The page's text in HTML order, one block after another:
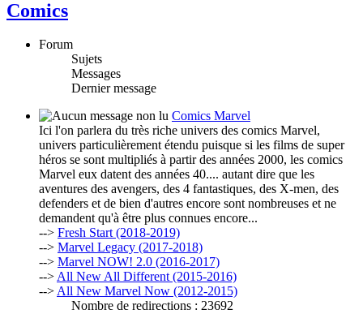
Comics
Forum
Sujets
Messages
Dernier message
Comics Marvel
Ici l'on parlera du très riche univers des comics Marvel,
univers particulièrement étendu puisque si les films de super
héros se sont multipliés à partir des années 2000, les comics
Marvel eux datent des années 40.... autant dire que les
aventures des avengers, des 4 fantastiques, des X-men, des
defenders et de bien d'autres encore sont nombreuses et ne
demandent qu'à être plus connues encore...
--> Fresh Start (2018-2019)
--> Marvel Legacy (2017-2018)
--> Marvel NOW! 2.0 (2016-2017)
-->All New All Different (2015-2016)
-->All New Marvel Now (2012-2015)
Nombre de redirections : 23692